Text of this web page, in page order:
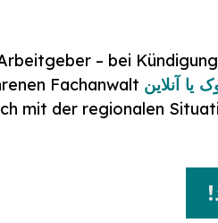
– bei
یا آنلاین Fachanwalt
mit der regionalen